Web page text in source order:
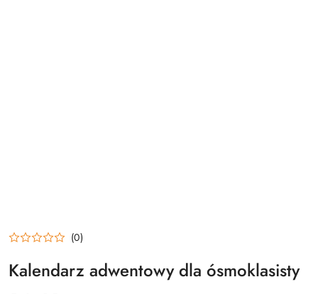
(0)
Kalendarz adwentowy dla ósmoklasisty